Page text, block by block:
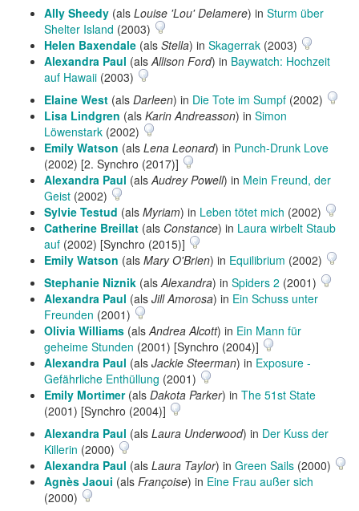
Ally Sheedy (als Louise 'Lou' Delamere) in Sturm über
Shelter Island (2003)
Helen Baxendale (als Stella) in Skagerrak (2003)
Alexandra Paul (alsAllison Ford) in Baywatch: Hochzeit
auf Hawaii (2003)
Elaine West (als Darleen) in Die Tote im Sumpf (2002)
Lisa Lindgren (als Karin Andreasson) in Simon
Löwenstark (2002)
Emily Watson (als Lena Leonard) in Punch-Drunk Love
(2002) [2. Synchro (2017)]
Alexandra Paul (alsAudrey Powell) in Mein Freund, der
Geist (2002)
Sylvie Testud (als Myriam) in Leben tötet mich (2002)
Catherine Breillat (als Constance) in Laura wirbelt Staub
auf (2002) [Synchro (2015)]
Emily Watson (als Mary O'Brien) in Equilibrium (2002)
Stephanie Niznik (alsAlexandra) in Spiders 2 (2001)
Alexandra Paul (als Jill Amorosa) in Ein Schuss unter
Freunden (2001)
Olivia Williams (alsAndrea Alcott) in Ein Mann für
geheime Stunden (2001) [Synchro (2004)]
Alexandra Paul (als Jackie Steerman) in Exposure -
Gefährliche Enthüllung (2001)
Emily Mortimer(als Dakota Parker) in The 51st State
(2001) [Synchro (2004)]
Alexandra Paul (als Laura Underwood) in Der Kuss der
Killerin (2000)
Alexandra Paul (als Laura Taylor) in Green Sails (2000)
Agnès Jaoui (als Françoise) in Eine Frau außer sich
(2000)